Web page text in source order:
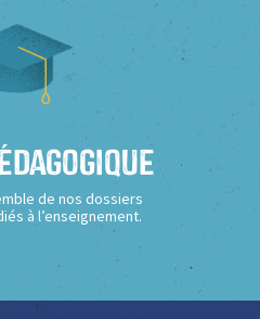
de nos dossiers
à l’enseignement.